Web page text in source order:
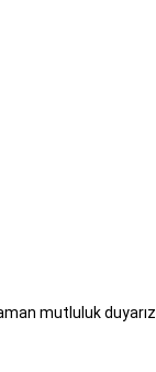
mutluluk duyarız.